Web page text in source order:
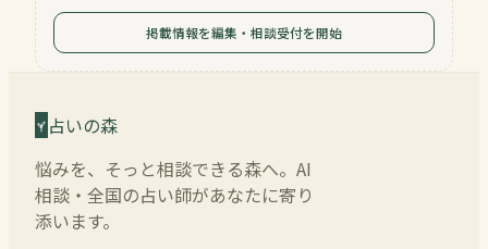
掲載情報を編集・相談受付を開始
占いの森
悩みを、そっと相談できる森へ。AI
相談・全国の占い師があなたに寄り
添います。